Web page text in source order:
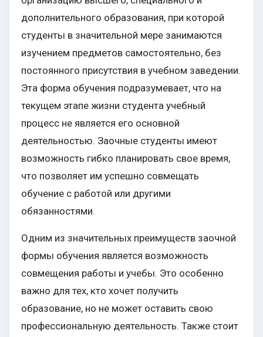
дополнительного образования, при которой
студенты в значительной мере занимаются
изучением предметов самостоятельно, без
постоянного присутствия в учебном заведении.
Эта форма обучения подразумевает, что на
текущем этапе жизни студента учебный
процесс не является его основной
деятельностью. Заочные студенты имеют
возможность гибко планировать свое время,
что позволяет им успешно совмещать
обучение с работой или другими
обязанностями.
Одним из значительных преимуществ заочной
формы обучения является возможность
совмещения работы и учебы. Это особенно
важно для тех, кто хочет получить
образование, но не может оставить свою
профессиональную деятельность. Также стоит